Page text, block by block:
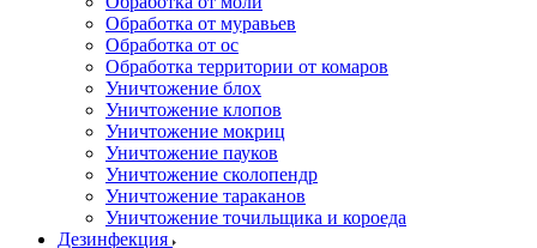
Обработка от муравьев
Обработка от ос
Обработка территории от комаров
Уничтожение блох
Уничтожение клопов
Уничтожение мокриц
Уничтожение пауков
Уничтожение сколопендр
Уничтожение тараканов
Уничтожение точильщика и короеда
Дезинфекция